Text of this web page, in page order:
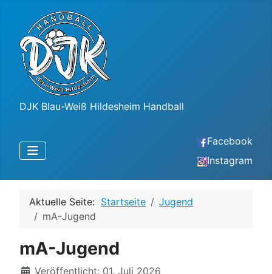
DJK Blau-Weiß Hildesheim Handball
Facebook
Instagram
Aktuelle Seite: Startseite
Jugend
mA-Jugend
mA-Jugend
Details
Veröffentlicht: 01. Juli 2026